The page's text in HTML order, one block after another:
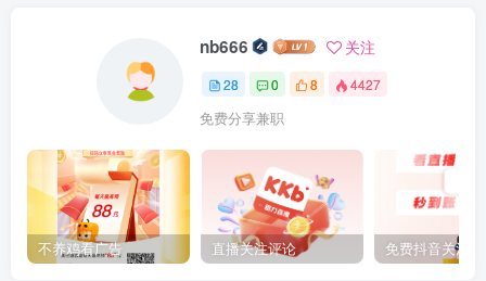
nb666 关注
28 0 8 4427
免费分享兼职
不养鸡看广告 直播关注评论